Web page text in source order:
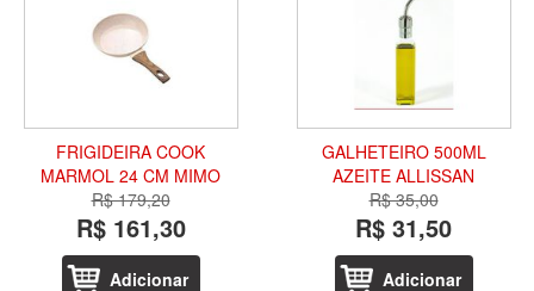
FRIGIDEIRA COOK
MARMOL 24 CM MIMO
R$ 179,20
R$ 161,30
Adicionar
GALHETEIRO 500ML
AZEITE ALLISSAN
R$ 35,00
R$ 31,50
Adicionar